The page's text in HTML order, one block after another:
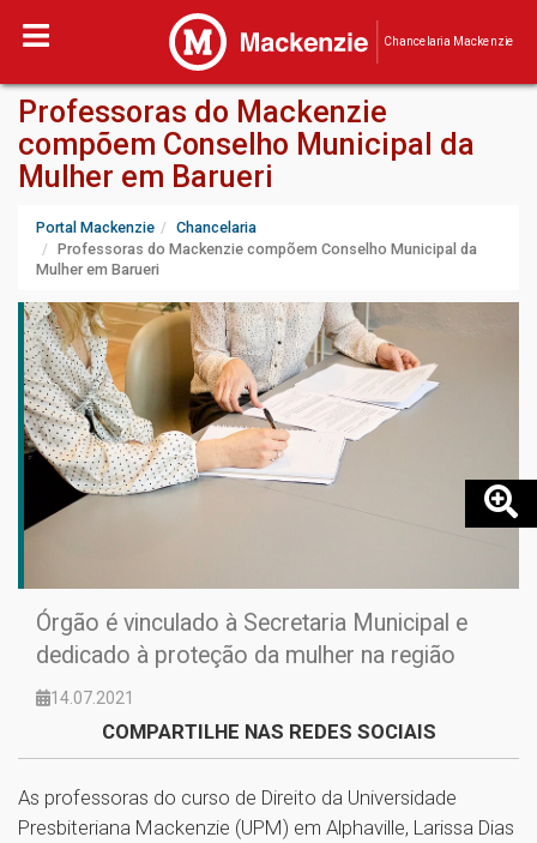
Chancelaria Mackenzie
Professoras do Mackenzie
compõem Conselho Municipal da
Mulher em Barueri
Portal Mackenzie
Chancelaria
Professoras do Mackenzie compõem Conselho Municipal da
Mulher em Barueri
Órgão é vinculado à Secretaria Municipal e
dedicado à proteção da mulher na região
14.07.2021
COMPARTILHE NAS REDES SOCIAIS
As professoras do curso de Direito da Universidade
Presbiteriana Mackenzie (UPM) em Alphaville, Larissa Dias